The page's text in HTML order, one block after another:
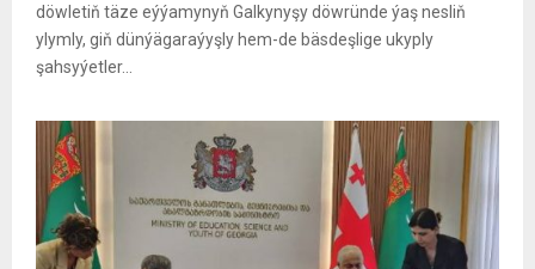
döwletiň täze eýýamynyň Galkynyşy döwründe ýaş nesliň
ylymly, giň dünýägaraýyşly hem-de bäsdeşlige ukyply
şahsyýetler...